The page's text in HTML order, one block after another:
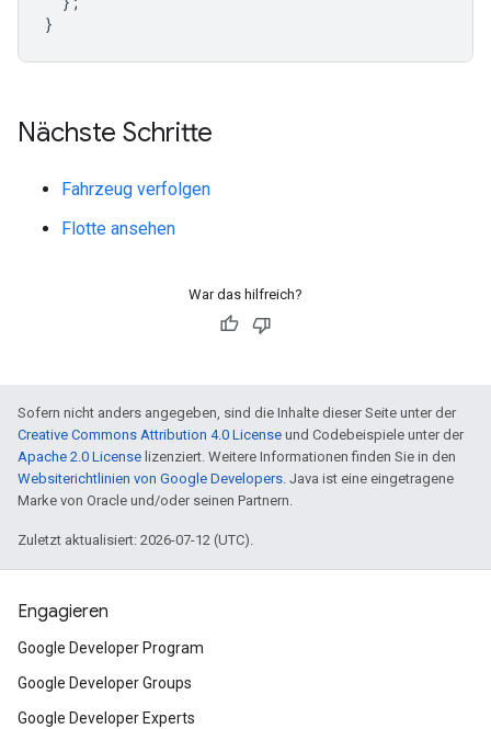
}
Nächste Schritte
Fahrzeug verfolgen
Flotte ansehen
War das hilfreich?
Sofern nicht anders angegeben, sind die Inhalte dieser Seite unter der
Creative Commons Attribution 4.0 License und Codebeispiele unter der
Apache 2.0 License lizenziert. Weitere Informationen finden Sie in den
Websiterichtlinien von Google Developers. Java ist eine eingetragene
Marke von Oracle und/oder seinen Partnern.
Zuletzt aktualisiert: 2026-07-12 (UTC).
Engagieren
Google Developer Program
Google Developer Groups
Google Developer Experts